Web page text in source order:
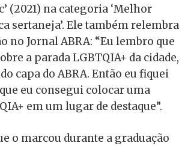
(2021) na categoria ‘Melhor
sertaneja’. Ele também relembra
no Jornal ABRA: “Eu lembro que
a parada LGBTQIA+ da cidade,
capa do ABRA. Então eu fiquei
eu consegui colocar uma
em um lugar de destaque”.
o marcou durante a graduação